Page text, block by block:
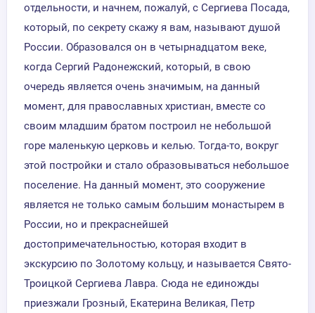
отдельности, и начнем, пожалуй, с Сергиева Посада,
который, по секрету скажу я вам, называют душой
России. Образовался он в четырнадцатом веке,
когда Сергий Радонежский, который, в свою
очередь является очень значимым, на данный
момент, для православных христиан, вместе со
своим младшим братом построил не небольшой
горе маленькую церковь и келью. Тогда-то, вокруг
этой постройки и стало образовываться небольшое
поселение. На данный момент, это сооружение
является не только самым большим монастырем в
России, но и прекраснейшей
достопримечательностью, которая входит в
экскурсию по Золотому кольцу, и называется Свято-
Троицкой Сергиева Лавра. Сюда не единожды
приезжали Грозный, Екатерина Великая, Петр